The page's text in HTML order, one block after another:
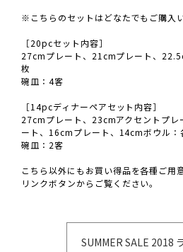
※こちらのセットはどなたでもご購入
［20pcセット内容］
27cmプレート、21cmプレート、
枚
碗皿：4客
［14pcディナーペアセット内容］
27cmプレート、23cmアクセントプ
ート、16cmプレート、14cmボウル：
碗皿：2客
こちら以外にもお買い得品を各種ご用
リンクボタンからご覧ください。
SUMMER SALE 2018